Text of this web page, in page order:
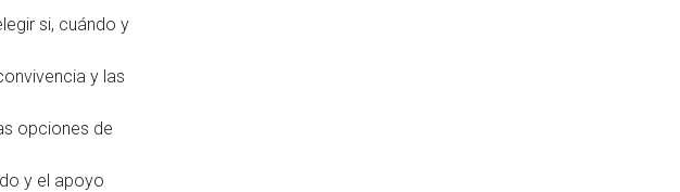
si, cuándo y
y las
opciones de
y el apoyo